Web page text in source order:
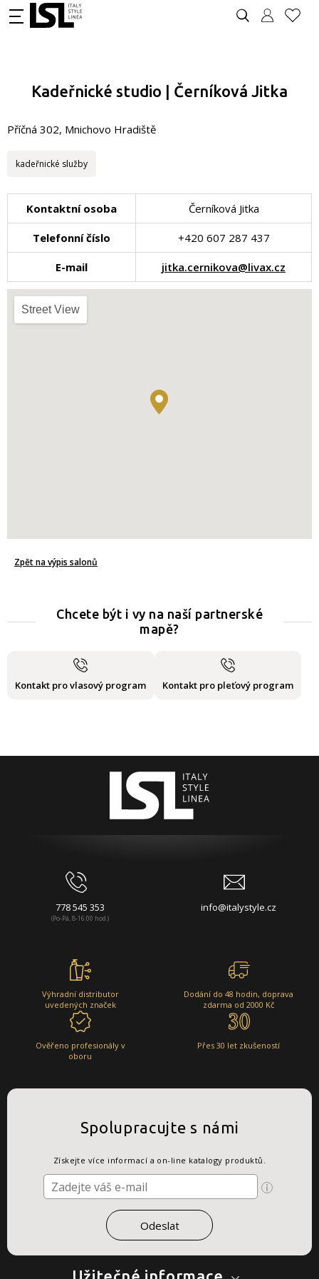
Kadeřnické studio | Černíková Jitka
Příčná 302, Mnichovo Hradiště
kadeřnické služby
Kontaktní osoba Černíková Jitka
Telefonní číslo +420 607 287 437
E-mail jitka.cernikova@livax.cz
Street View
Zpět na výpis salonů
Chcete být i vy na naší partnerské
mapě?
Kontakt pro vlasový program Kontakt pro pleťový program
778 545 353
(Po-Pá, 8-16:00 hod.)
info@italystyle.cz
Výhradní distributor
uvedených značek
Dodání do 48 hodin, doprava
zdarma od 2000 Kč
Ověřeno profesionály v
oboru
Přes 30 let zkušeností
Spolupracujte s námi
Získejte více informací a on-line katalogy produktů.